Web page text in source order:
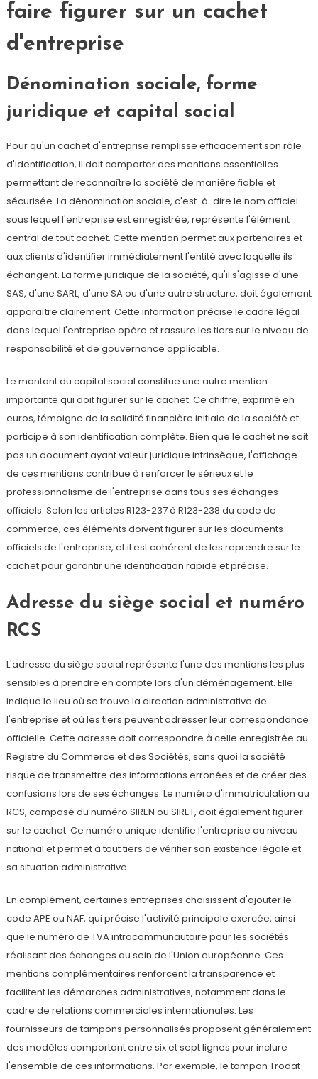
faire figurer sur un cachet
d'entreprise
Dénomination sociale, forme
juridique et capital social
Pour qu'un cachet d'entreprise remplisse efficacement son rôle
d'identification, il doit comporter des mentions essentielles
permettant de reconnaître la société de manière fiable et
sécurisée. La dénomination sociale, c'est-à-dire le nom officiel
sous lequel l'entreprise est enregistrée, représente l'élément
central de tout cachet. Cette mention permet aux partenaires et
aux clients d'identifier immédiatement l'entité avec laquelle ils
échangent. La forme juridique de la société, qu'il s'agisse d'une
SAS, d'une SARL, d'une SA ou d'une autre structure, doit également
apparaître clairement. Cette information précise le cadre légal
dans lequel l'entreprise opère et rassure les tiers sur le niveau de
responsabilité et de gouvernance applicable.
Le montant du capital social constitue une autre mention
importante qui doit figurer sur le cachet. Ce chiffre, exprimé en
euros, témoigne de la solidité financière initiale de la société et
participe à son identification complète. Bien que le cachet ne soit
pas un document ayant valeur juridique intrinsèque, l'affichage
de ces mentions contribue à renforcer le sérieux et le
professionnalisme de l'entreprise dans tous ses échanges
officiels. Selon les articles R123-237 à R123-238 du code de
commerce, ces éléments doivent figurer sur les documents
officiels de l'entreprise, et il est cohérent de les reprendre sur le
cachet pour garantir une identification rapide et précise.
Adresse du siège social et numéro
RCS
L'adresse du siège social représente l'une des mentions les plus
sensibles à prendre en compte lors d'un déménagement. Elle
indique le lieu où se trouve la direction administrative de
l'entreprise et où les tiers peuvent adresser leur correspondance
officielle. Cette adresse doit correspondre à celle enregistrée au
Registre du Commerce et des Sociétés, sans quoi la société
risque de transmettre des informations erronées et de créer des
confusions lors de ses échanges. Le numéro d'immatriculation au
RCS, composé du numéro SIREN ou SIRET, doit également figurer
sur le cachet. Ce numéro unique identifie l'entreprise au niveau
national et permet à tout tiers de vérifier son existence légale et
sa situation administrative.
En complément, certaines entreprises choisissent d'ajouter le
code APE ou NAF, qui précise l'activité principale exercée, ainsi
que le numéro de TVA intracommunautaire pour les sociétés
réalisant des échanges au sein de l'Union européenne. Ces
mentions complémentaires renforcent la transparence et
facilitent les démarches administratives, notamment dans le
cadre de relations commerciales internationales. Les
fournisseurs de tampons personnalisés proposent généralement
des modèles comportant entre six et sept lignes pour inclure
l'ensemble de ces informations. Par exemple, le tampon Trodat